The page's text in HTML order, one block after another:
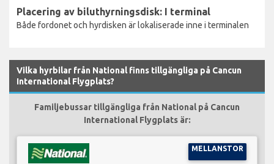
Placering av biluthyrningsdisk: I terminal
Både fordonet och hyrdisken är lokaliserade inne i terminalen
Vilka hyrbilar från National finns tillgängliga på Cancun
International Flygplats?
Familjebussar tillgängliga från National på Cancun
International Flygplats är:
MELLANSTOR